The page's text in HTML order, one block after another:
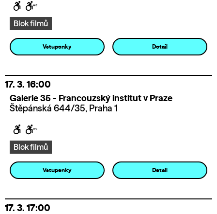
Blok filmů
Vstupenky Detail
17. 3. 16:00
Galerie 35 - Francouzský institut v Praze
Štěpánská 644/35, Praha 1
Blok filmů
Vstupenky Detail
17. 3. 17:00